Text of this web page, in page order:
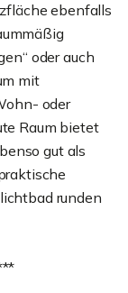
ebenfalls
oder auch
mit
oder
Raum bietet
gut als
runden